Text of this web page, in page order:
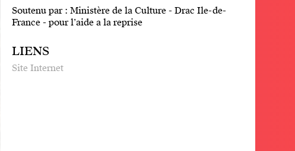
Soutenu par : Ministère de la Culture - Drac Ile-de-
France - pour l’aide a la reprise
LIENS
Site Internet